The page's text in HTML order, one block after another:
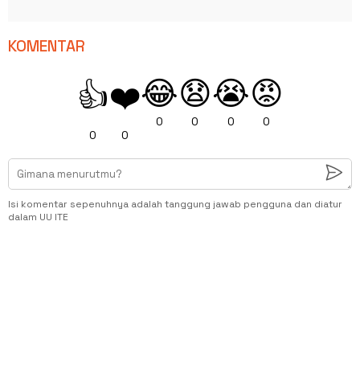
KOMENTAR
👍
0
❤️
0
😂
0
😧
0
😭
0
😡
0
Isi komentar sepenuhnya adalah tanggung jawab pengguna dan diatur
dalam UU ITE